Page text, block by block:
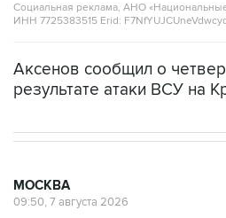
Социальная реклама, АНО
ИНН 7725383515 Erid:
Аксенов сообщил о
результате атаки ВСУ на
МОСКВА
09:50, 7 августа 2026